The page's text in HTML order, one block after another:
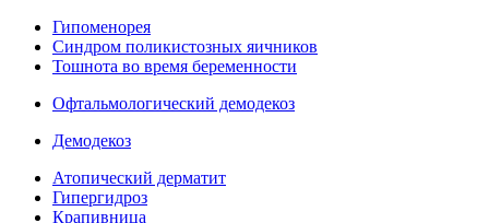
Гипоменорея
Синдром поликистозных яичников
Тошнота во время беременности
Офтальмологический демодекоз
Демодекоз
Атопический дерматит
Гипергидроз
Крапивница